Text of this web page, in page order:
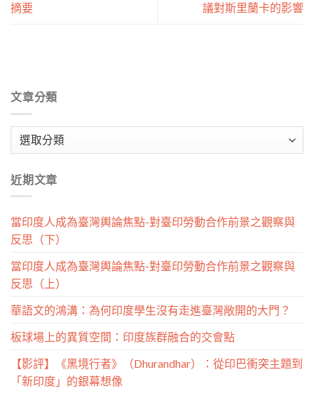
摘要
議對斯里蘭卡的影響
文章分類
類
近期文章
當印度人成為臺灣輿論焦點-對臺印勞動合作前景之觀察與
反思（下）
當印度人成為臺灣輿論焦點-對臺印勞動合作前景之觀察與
反思（上）
華語文的鴻溝：為何印度學生沒有走進臺灣敞開的大門？
板球場上的異質空間：印度族群融合的交會點
【影評】《黑境行者》（Dhurandhar）：從印巴衝突主題到
「新印度」的銀幕想像